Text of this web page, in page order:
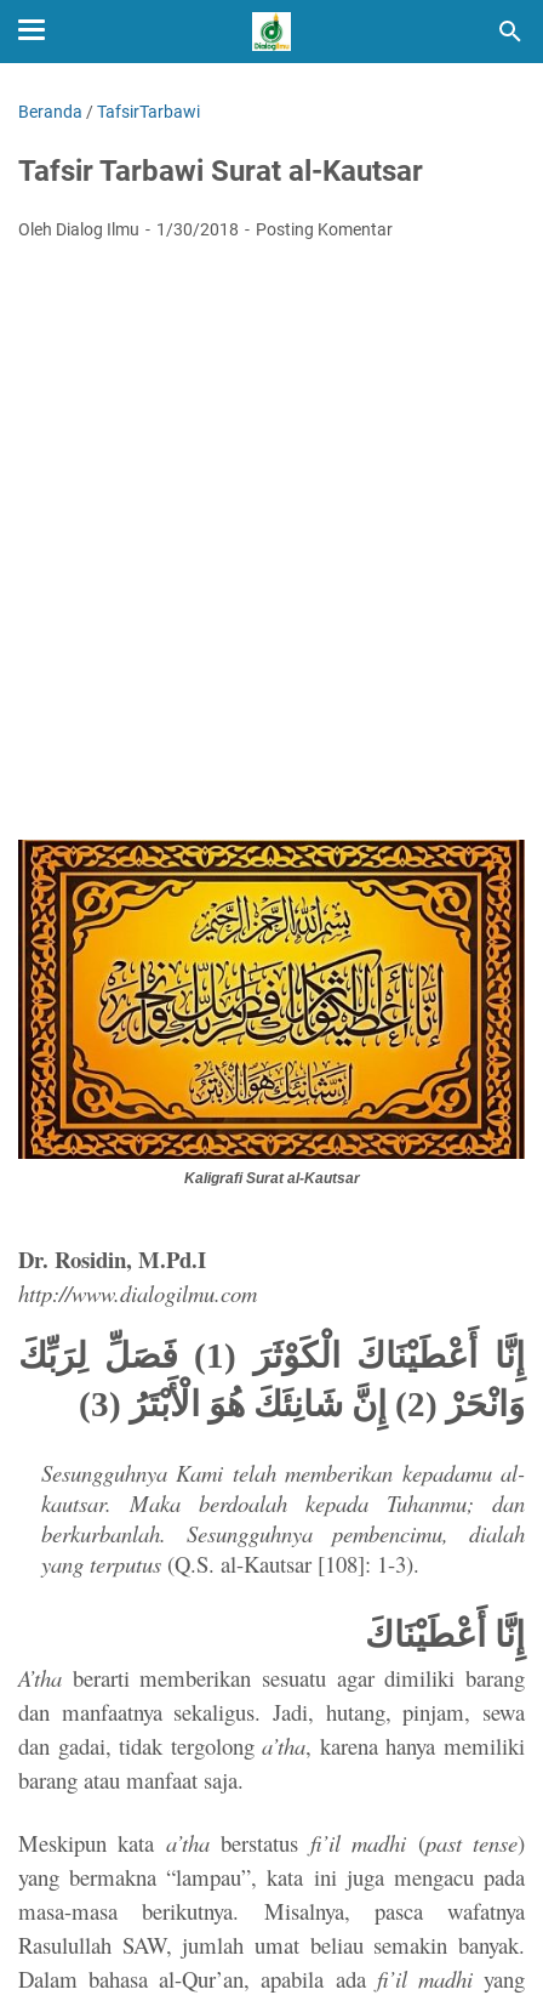
Beranda /TafsirTarbawi
Tafsir Tarbawi Surat al-Kautsar
Oleh Dialog Ilmu 1/30/2018 Posting Komentar
Kaligrafi Surat al-Kautsar
Dr. Rosidin, M.Pd.I
http://www.dialogilmu.com
إِنَّا أَعْطَيْنَاكَ الْكَوْثَرَ (1) فَصَلِّ لِرَبِّكَ
وَانْحَرْ (2) إِنَّ شَانِئَكَ هُوَ الْأَبْتَرُ (3)
Sesungguhnya Kami telah memberikan kepadamu al-
kautsar. Maka berdoalah kepada Tuhanmu; dan
berkurbanlah. Sesungguhnya pembencimu, dialah
yang terputus(Q.S. al-Kautsar [108]: 1-3).
إِنَّا أَعْطَيْنَاكَ
A’tha berarti memberikan sesuatu agar dimiliki barang
dan manfaatnya sekaligus. Jadi, hutang, pinjam, sewa
dan gadai, tidak tergolonga’tha, karena hanya memiliki
barang atau manfaat saja.
Meskipun kata a’thaberstatus fi’il madhi (past tense)
yang bermakna “lampau”, kata ini juga mengacu pada
masa-masa berikutnya. Misalnya, pasca wafatnya
Rasulullah SAW, jumlah umat beliau semakin banyak.
Dalam bahasa al-Qur’an, apabila ada fi’il madhiyang